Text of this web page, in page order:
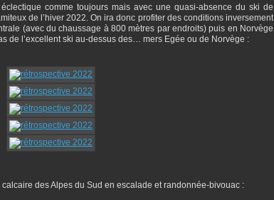
comme toujours mais avec une quasi-absence du ski de
de l’hiver 2022. On ira donc profiter des conditions inversement
(avec du chaussage à 800 mètres par endroits) puis en Norvège
de l’excellent ski au-dessus des… mers Egée ou de Norvège :
calcaire des Alpes du Sud en escalade et randonnée-bivouac :